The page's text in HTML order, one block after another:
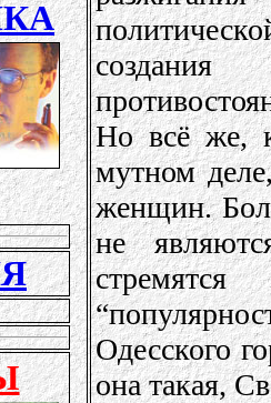
Но всё же,
мутном
женщин.
не
Одесского
она такая,